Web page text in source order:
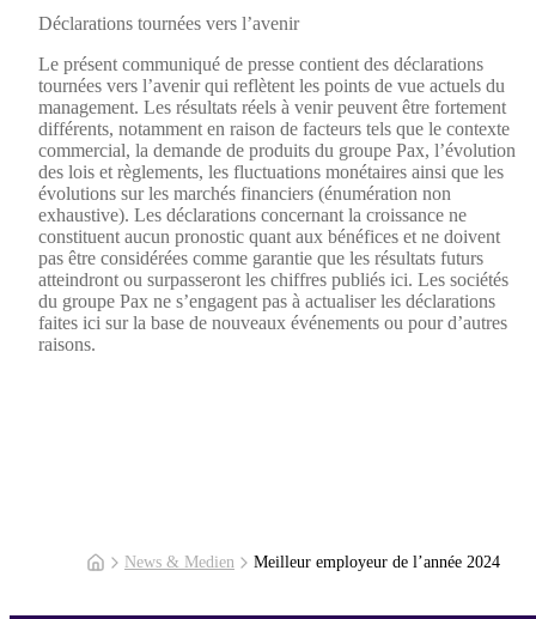
Déclarations tournées vers l’avenir
Le présent communiqué de presse contient des déclarations
tournées vers l’avenir qui reflètent les points de vue actuels du
management. Les résultats réels à venir peuvent être fortement
différents, notamment en raison de facteurs tels que le contexte
commercial, la demande de produits du groupe Pax, l’évolution
des lois et règlements, les fluctuations monétaires ainsi que les
évolutions sur les marchés financiers (énumération non
exhaustive). Les déclarations concernant la croissance ne
constituent aucun pronostic quant aux bénéfices et ne doivent
pas être considérées comme garantie que les résultats futurs
atteindront ou surpasseront les chiffres publiés ici. Les sociétés
du groupe Pax ne s’engagent pas à actualiser les déclarations
faites ici sur la base de nouveaux événements ou pour d’autres
raisons.
News & Medien Meilleur employeur de l’année 2024